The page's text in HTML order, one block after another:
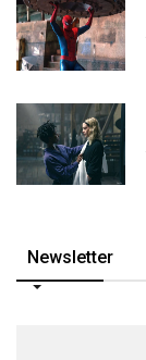
Newsletter